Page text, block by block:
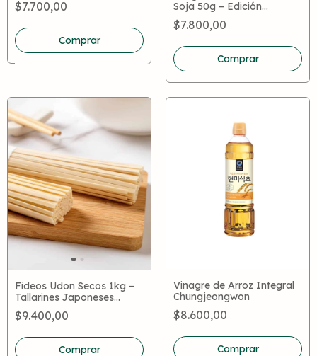
$7.700,00
Soja 50g – Edición
Especial Seventeen |
Copos de Alga Coreana
$7.800,00
Fideos Udon Secos 1kg –
Tallarines Japoneses
Gruesos para Sopas y
Salteados
$9.400,00
Vinagre de Arroz Integral
Chungjeongwon
$8.600,00
Comprar